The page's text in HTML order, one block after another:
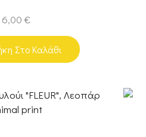
6,00 €
Στο Καλάθι